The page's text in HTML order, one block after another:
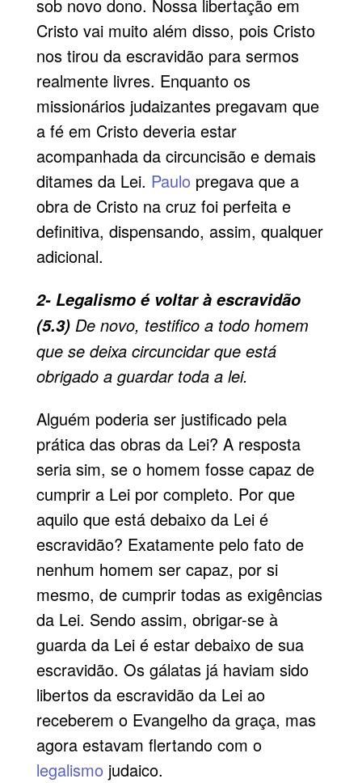
sob novo dono. Nossa libertação em
Cristo vai muito além disso, pois Cristo
nos tirou da escravidão para sermos
realmente livres. Enquanto os
missionários judaizantes pregavam que
a fé em Cristo deveria estar
acompanhada da circuncisão e demais
ditames da Lei. Paulopregava que a
obra de Cristo na cruz foi perfeita e
definitiva, dispensando, assim, qualquer
adicional.
2- Legalismo é voltar à escravidão
(5.3)De novo, testifico a todo homem
que se deixa circuncidar que está
obrigado a guardar toda a lei.
Alguém poderia ser justificado pela
prática das obras da Lei? A resposta
seria sim, se o homem fosse capaz de
cumprir a Lei por completo. Por que
aquilo que está debaixo da Lei é
escravidão? Exatamente pelo fato de
nenhum homem ser capaz, por si
mesmo, de cumprir todas as exigências
da Lei. Sendo assim, obrigar-se à
guarda da Lei é estar debaixo de sua
escravidão. Os gálatas já haviam sido
libertos da escravidão da Lei ao
receberem o Evangelho da graça, mas
agora estavam flertando com o
legalismojudaico.